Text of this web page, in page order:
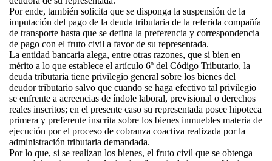
Por ende, también solicita que se disponga la suspensión de la
imputación del pago de la deuda tributaria de la referida compañía
de transporte hasta que se defina la preferencia y correspondencia
de pago con el fruto civil a favor de su representada.
La entidad bancaria alega, entre otras razones, que si bien en
mérito a lo que establece el artículo 6º del Código Tributario, la
deuda tributaria tiene privilegio general sobre los bienes del
deudor tributario salvo que cuando se haga efectivo tal privilegio
se enfrente a acreencias de índole laboral, previsional o derechos
reales inscritos; en el presente caso su representada posee hipoteca
primera y preferente inscrita sobre los bienes inmuebles materia de
ejecución por el proceso de cobranza coactiva realizada por la
administración tributaria demandada.
Por lo que, si se realizan los bienes, el fruto civil que se obtenga